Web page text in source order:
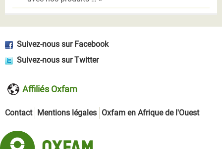
Suivez-nous sur Facebook
Suivez-nous sur Twitter
Affiliés Oxfam
Contact Mentions légales Oxfam en Afrique de l'Ouest